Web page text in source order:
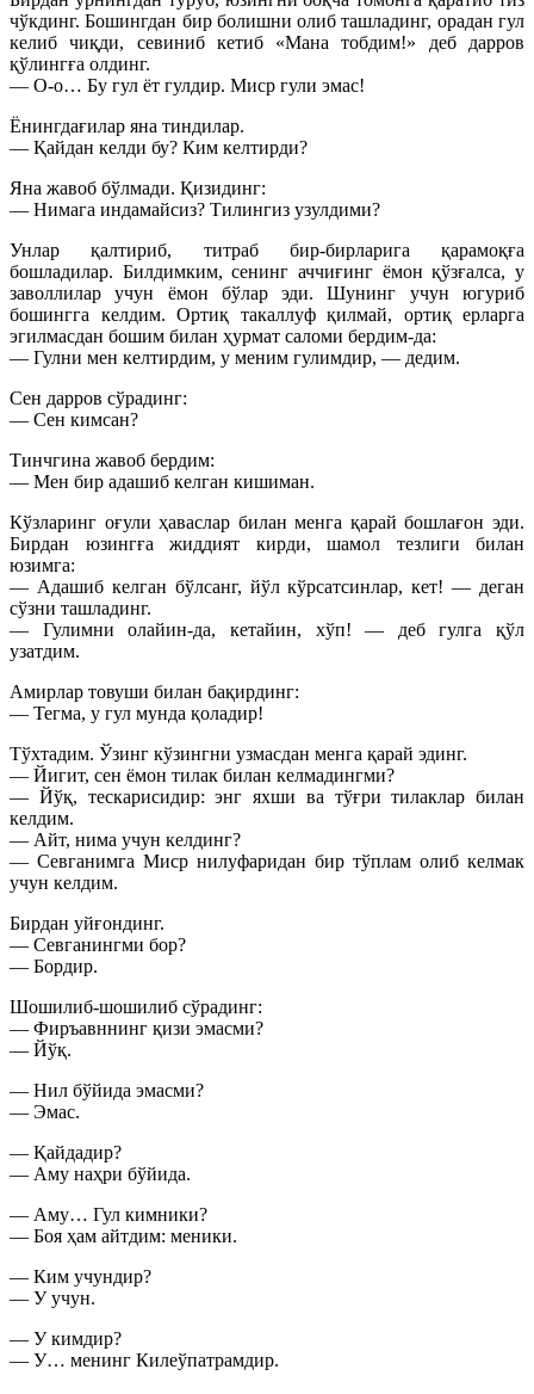
чўкдинг. Бошингдан бир болишни олиб ташладинг, орадан гул
келиб чиқди, севиниб кетиб «Мана тобдим!» деб дарров
қўлингға олдинг.
— О-о… Бу гул ёт гулдир. Миср гули эмас!
Ёнингдағилар яна тиндилар.
— Қайдан келди бу? Ким келтирди?
Яна жавоб бўлмади. Қизидинг:
— Нимага индамайсиз? Тилингиз узулдими?
Унлар қалтириб, титраб бир-бирларига қарамоқға
бошладилар. Билдимким, сенинг аччиғинг ёмон қўзғалса, у
заволлилар учун ёмон бўлар эди. Шунинг учун югуриб
бошингга келдим. Ортиқ такаллуф қилмай, ортиқ ерларга
эгилмасдан бошим билан ҳурмат саломи бердим-да:
— Гулни мен келтирдим, у меним гулимдир, — дедим.
Сен дарров сўрадинг:
— Сен кимсан?
Тинчгина жавоб бердим:
— Мен бир адашиб келган кишиман.
Кўзларинг оғули ҳаваслар билан менга қарай бошлағон эди.
Бирдан юзингға жиддият кирди, шамол тезлиги билан
юзимга:
— Адашиб келган бўлсанг, йўл кўрсатсинлар, кет! — деган
сўзни ташладинг.
— Гулимни олайин-да, кетайин, хўп! — деб гулга қўл
узатдим.
Амирлар товуши билан бақирдинг:
— Тегма, у гул мунда қоладир!
Тўхтадим. Ўзинг кўзингни узмасдан менга қарай эдинг.
— Йигит, сен ёмон тилак билан келмадингми?
— Йўқ, тескарисидир: энг яхши ва тўғри тилаклар билан
келдим.
— Айт, нима учун келдинг?
— Севганимга Миср нилуфаридан бир тўплам олиб келмак
учун келдим.
Бирдан уйғондинг.
— Севганингми бор?
— Бордир.
Шошилиб-шошилиб сўрадинг:
— Фиръавннинг қизи эмасми?
— Йўқ.
— Нил бўйида эмасми?
— Эмас.
— Қайдадир?
— Аму наҳри бўйида.
— Аму… Гул кимники?
— Боя ҳам айтдим: меники.
— Ким учундир?
— У учун.
— У кимдир?
— У… менинг Килеўпатрамдир.